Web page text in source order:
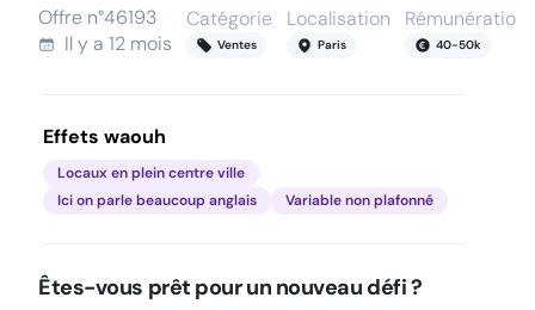
Offre n°46193
Il y a 12 mois
Catégorie
Ventes
Localisation
Paris
Rémunération
40-50k
Effets waouh
Locaux en plein centre ville
Ici on parle beaucoup anglais
Variable non plafonné
Êtes-vous prêt pour un nouveau défi ?